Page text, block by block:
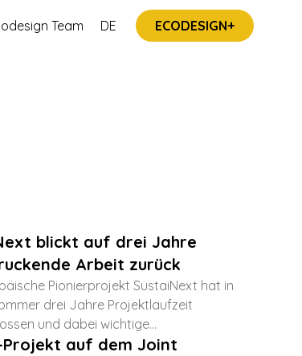
Team DE ECODESIGN+
blickt auf drei Jahre
Arbeit zurück
Pionierprojekt SustaiNext hat in
drei Jahre Projektlaufzeit
und dabei wichtige...
Projekt auf dem Joint